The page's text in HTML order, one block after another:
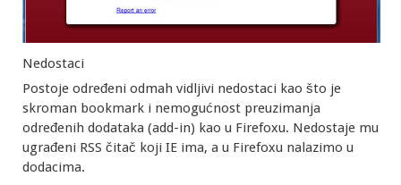
Nedostaci
Postoje određeni odmah vidljivi nedostaci kao što je
skroman bookmark i nemogućnost preuzimanja
određenih dodataka (add-in) kao u Firefoxu. Nedostaje mu
ugrađeni RSS čitač koji IE ima, a u Firefoxu nalazimo u
dodacima.